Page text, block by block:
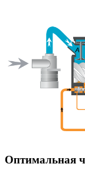
Оптимальная